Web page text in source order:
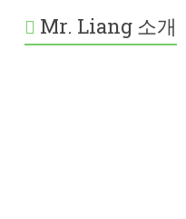
Mr. Liang 소개